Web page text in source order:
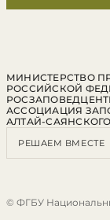
МИНИСТЕРСТВО
РОССИЙСКОЙ
АССОЦИАЦИЯ
АЛТАЙ-
РЕШАЕМ ВМЕСТЕ
© ФГБУ